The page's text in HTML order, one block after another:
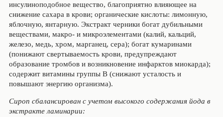
инсулиноподобное вещество, благоприятно влияющее на
снижение сахара в крови; органические кислоты: лимонную,
яблочную, янтарную. Экстракт черники богат дубильными
веществами, макро- и микроэлементами (калий, кальций,
железо, медь, хром, марганец, сера); богат кумаринами
(понижают свертываемость крови, предупреждают
образование тромбов и возникновение инфарктов миокарда);
содержит витамины группы В (снижают усталость и
повышают энергию организма).
Сироп сбалансирован с учетом высокого содержания йода в
экстракте ламинарии: